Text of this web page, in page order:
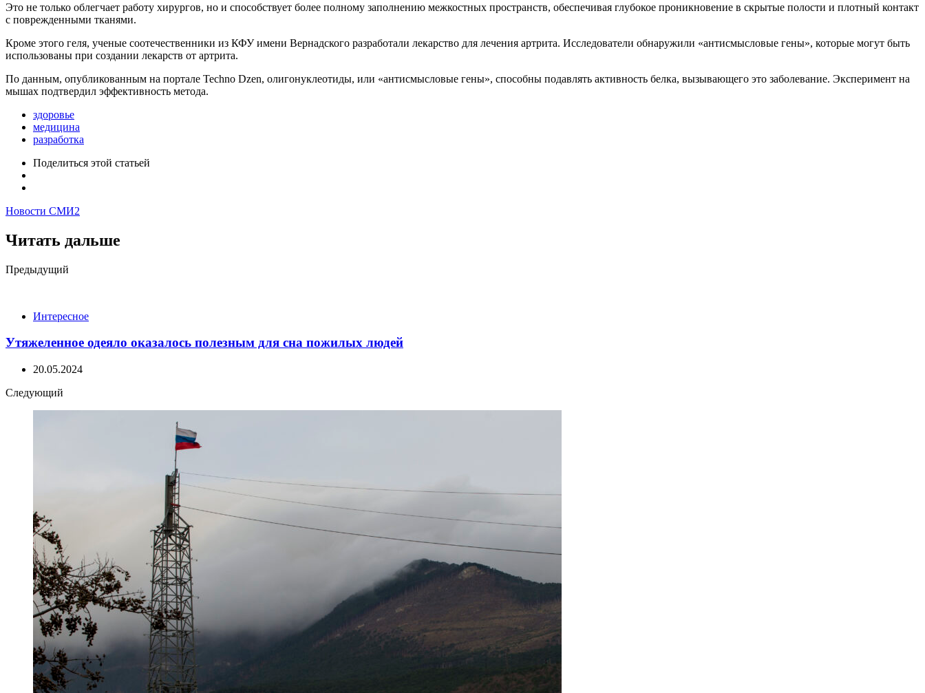
Это не только облегчает работу хирургов, но и способствует более полному заполнению межкостных пространств, обеспечивая глубокое проникновение в скрытые полости и плотный контакт
с поврежденными тканями.
Кроме этого геля, ученые соотечественники из КФУ имени Вернадского разработали лекарство для лечения артрита. Исследователи обнаружили «антисмысловые гены», которые могут быть
использованы при создании лекарств от артрита.
По данным, опубликованным на портале Techno Dzen, олигонуклеотиды, или «антисмысловые гены», способны подавлять активность белка, вызывающего это заболевание. Эксперимент на
мышах подтвердил эффективность метода.
здоровье
медицина
разработка
Поделиться этой статьей
Новости СМИ2
Читать дальше
Post
Предыдущий
Интересное
Утяжеленное одеяло оказалось полезным для сна пожилых людей
20.05.2024
Следующий